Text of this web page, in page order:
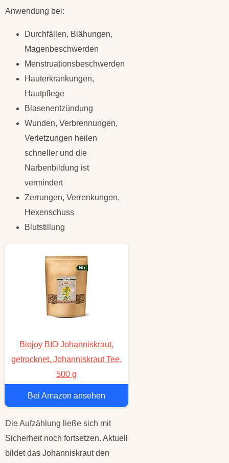
Anwendung bei:
Durchfällen, Blähungen,
Magenbeschwerden
Menstruationsbeschwerden
Hauterkrankungen,
Hautpflege
Blasenentzündung
Wunden, Verbrennungen,
Verletzungen heilen
schneller und die
Narbenbildung ist
vermindert
Zerrungen, Verrenkungen,
Hexenschuss
Blutstillung
Biojoy BIO Johanniskraut,
getrocknet, Johanniskraut Tee,
500 g
Bei Amazon ansehen
Die Aufzählung ließe sich mit
Sicherheit noch fortsetzen. Aktuell
bildet das Johanniskraut den